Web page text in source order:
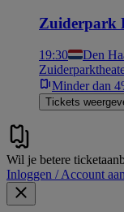
Zuiderpark
19:30 Den
Minder dan
Tickets
Wil je betere
Inloggen / Account